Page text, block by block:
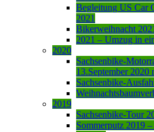
Begleitung US Car
2021
Bikerweihnacht
2021 – Umzug in
2020
Sachsenbike-
13.September 2020
Sachsenbike-
2019
Sachsenbike-Tour
Sommerputz 2019